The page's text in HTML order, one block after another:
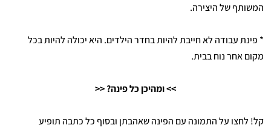
המשותף של היצירה.
* פינת עבודה לא חייבת להיות בחדר הילדים. היא יכולה להיות בכל
מקום אחר נוח בבית.
>> ומהיכן כל פינה? <<
קל! לחצו על התמונה עם הפינה שאהבתן ובסוף כל כתבה תופיע